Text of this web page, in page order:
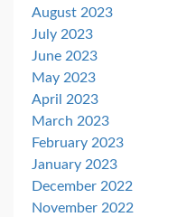
August 2023
July 2023
June 2023
May 2023
April 2023
March 2023
February 2023
January 2023
December 2022
November 2022